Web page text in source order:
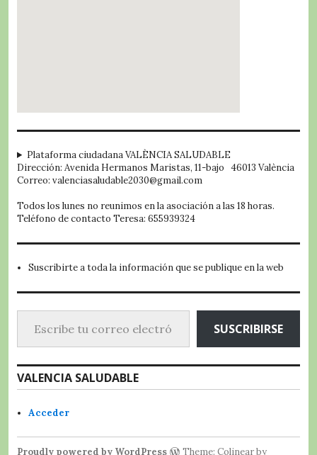
Plataforma ciudadana VALÈNCIA SALUDABLE
Dirección: Avenida Hermanos Maristas, 11-bajo 46013 València
Correo: valenciasaludable2030@gmail.com
Todos los lunes no reunimos en la asociación a las 18 horas.
Teléfono de contacto Teresa: 655939324
Suscribirte a toda la información que se publique en la web
Escribe tu correo electrónico…
SUSCRIBIRSE
VALENCIA SALUDABLE
Acceder
Proudly powered by WordPress Theme: Colinear by